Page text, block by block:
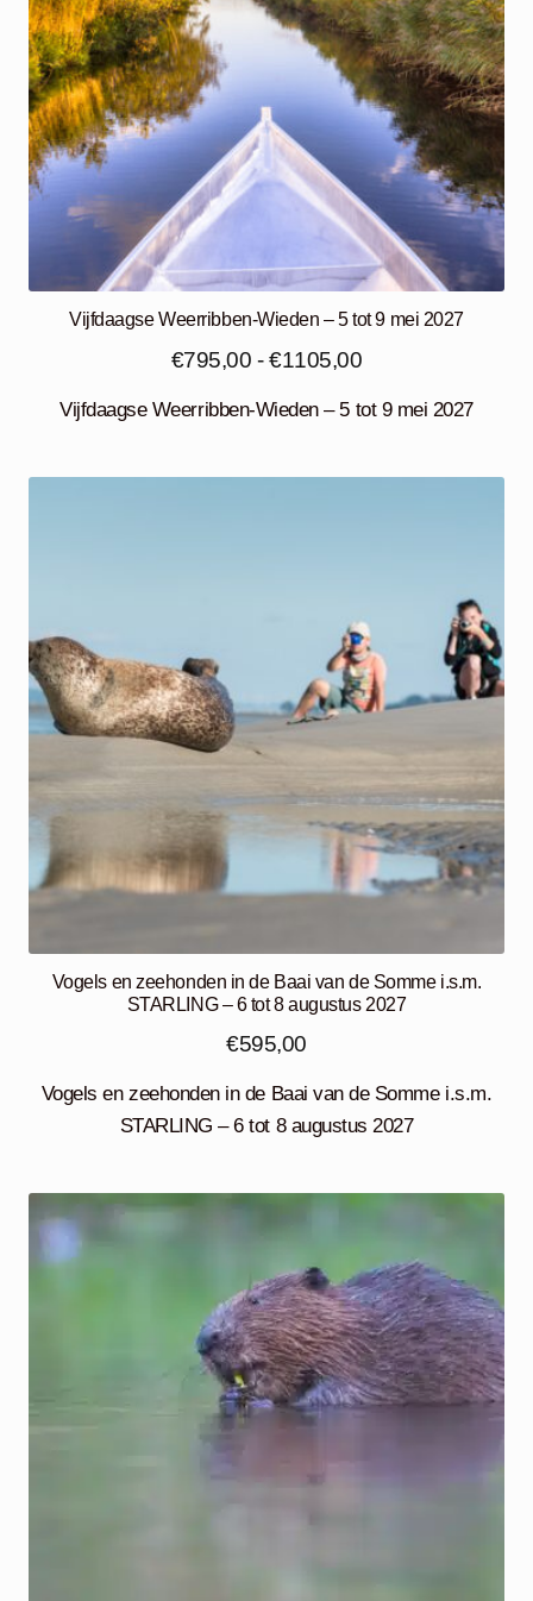
Vijfdaagse Weerribben-Wieden – 5 tot 9 mei 2027
€795,00 - €1105,00Prijsklasse:
Vijfdaagse Weerribben-Wieden – 5 tot 9 mei 2027
Vogels en zeehonden in de Baai van de Somme i.s.m.
STARLING – 6 tot 8 augustus 2027
€595,00
Vogels en zeehonden in de Baai van de Somme i.s.m.
STARLING – 6 tot 8 augustus 2027